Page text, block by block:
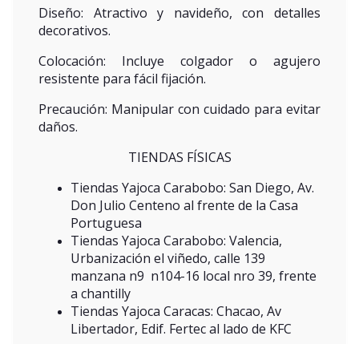
Diseño: Atractivo y navideño, con detalles
decorativos.
Colocación: Incluye colgador o agujero
resistente para fácil fijación.
Precaución: Manipular con cuidado para evitar
daños.
TIENDAS FÍSICAS
Tiendas Yajoca Carabobo: San Diego, Av.
Don Julio Centeno al frente de la Casa
Portuguesa
Tiendas Yajoca Carabobo: Valencia,
Urbanización el viñedo, calle 139
manzana n9 n104-16 local nro 39, frente
a chantilly
Tiendas Yajoca Caracas: Chacao, Av
Libertador, Edif. Fertec al lado de KFC